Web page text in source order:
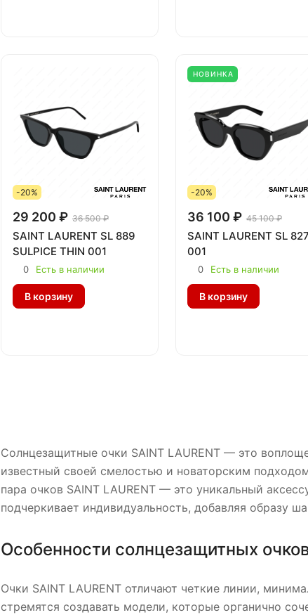
-20%
29 200 ₽ 36 500 ₽
SAINT LAURENT SL 889
SULPICE THIN 001
0 Есть в наличии
В корзину
НОВИНКА
-20%
36 100 ₽ 45 100 ₽
SAINT LAURENT SL
001
0 Есть в наличии
В корзину
Солнцезащитные очки SAINT LAURENT — это
известный своей смелостью и новаторским
пара очков SAINT LAURENT — это уникальный
подчеркивает индивидуальность, добавляя образу
Особенности солнцезащитных
Очки SAINT LAURENT отличают четкие линии,
стремятся создавать модели, которые органично